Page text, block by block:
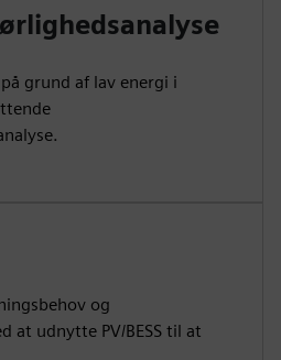
grund af lav energi i
og
at udnytte PV/BESS til at